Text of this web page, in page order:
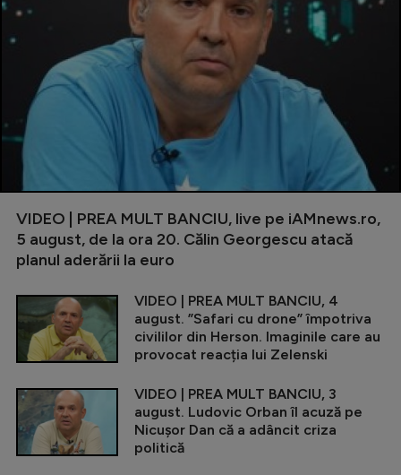
VIDEO | PREA MULT BANCIU, live pe iAMnews.ro,
5 august, de la ora 20. Călin Georgescu atacă
planul aderării la euro
VIDEO | PREA MULT BANCIU, 4
august. ”Safari cu drone” împotriva
civililor din Herson. Imaginile care au
provocat reacția lui Zelenski
VIDEO | PREA MULT BANCIU, 3
august. Ludovic Orban îl acuză pe
Nicușor Dan că a adâncit criza
politică